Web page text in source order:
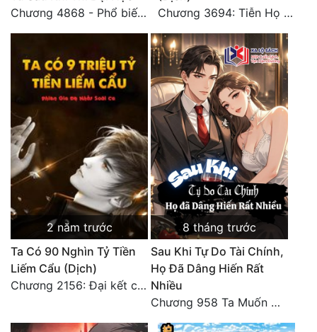
Chương 4868 - Phổ biến Hạ Quốc tệ!
Chương 3694: Tiễn Họ Đoạn Đường Cuối - Hoàn
2 năm trước
Ta Có 90 Nghìn Tỷ Tiền
Liếm Cẩu (Dịch)
Chương 2156: Đại kết cục!!!
8 tháng trước
Sau Khi Tự Do Tài Chính,
Họ Đã Dâng Hiến Rất
Nhiều
Chương 958 Ta Muốn Cùng Các Cô Vĩnh Viễn Ở Bên Nhau (2) Hết